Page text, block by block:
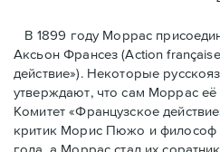
В 1899 году Моррас
Аксьон Франсез (Action
действие»). Некоторые
утверждают, что сам Моррас её
Комитет «Французское
критик Морис Пюжо и философ
года, а Моррас стал их